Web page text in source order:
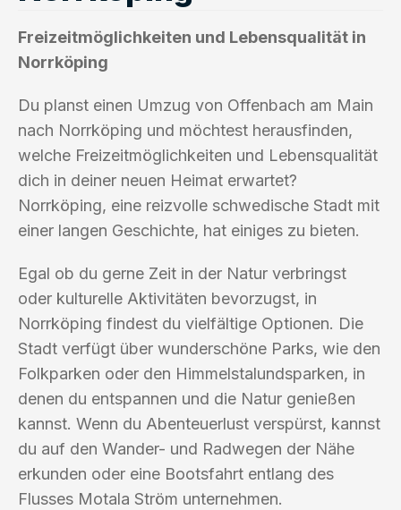
Freizeitmöglichkeiten und Lebensqualität in
Norrköping
Du planst einen Umzug von Offenbach am Main
nach Norrköping und möchtest herausfinden,
welche Freizeitmöglichkeiten und Lebensqualität
dich in deiner neuen Heimat erwartet?
Norrköping, eine reizvolle schwedische Stadt mit
einer langen Geschichte, hat einiges zu bieten.
Egal ob du gerne Zeit in der Natur verbringst
oder kulturelle Aktivitäten bevorzugst, in
Norrköping findest du vielfältige Optionen. Die
Stadt verfügt über wunderschöne Parks, wie den
Folkparken oder den Himmelstalundsparken, in
denen du entspannen und die Natur genießen
kannst. Wenn du Abenteuerlust verspürst, kannst
du auf den Wander- und Radwegen der Nähe
erkunden oder eine Bootsfahrt entlang des
Flusses Motala Ström unternehmen.